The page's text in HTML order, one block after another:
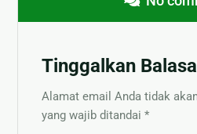
Tinggalkan
Alamat email Anda tidak
yang wajib ditandai*